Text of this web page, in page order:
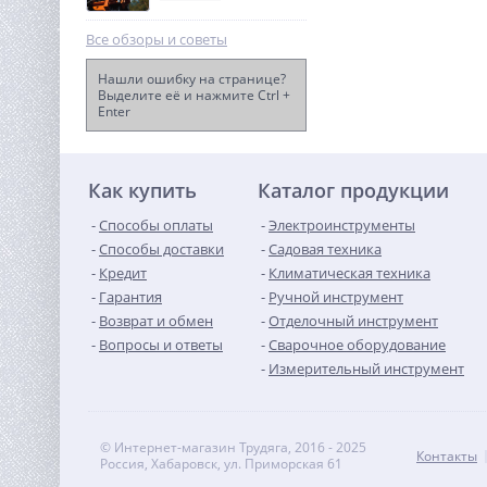
HQR500A-2 (Honda)
Все обзоры и советы
Нашли ошибку на странице?
Выделите её и нажмите Ctrl +
Enter
Как купить
Способы оплаты
Способы доставки
Кредит
Гарантия
Возврат и обмен
Вопросы и ответы
Каталог продукции
Электроинструменты
Садовая техника
Климатическая техника
Ручной инструмент
Отделочный инструмент
Сварочное оборудование
Измерительный инструмент
© Интернет-магазин Трудяга, 2016 - 2025
Россия, Хабаровск, ул. Приморская 61
Контакты